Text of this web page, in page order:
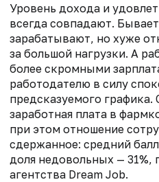
Уровень дохода и
всегда совпадают.
зарабатывают, но хуже
за большой нагрузки. А
более скромными
работодателю в силу
предсказуемого графика.
заработная плата в
при этом отношение
сдержанное: средний
доля недовольных — 31%,
агентства Dream Job.